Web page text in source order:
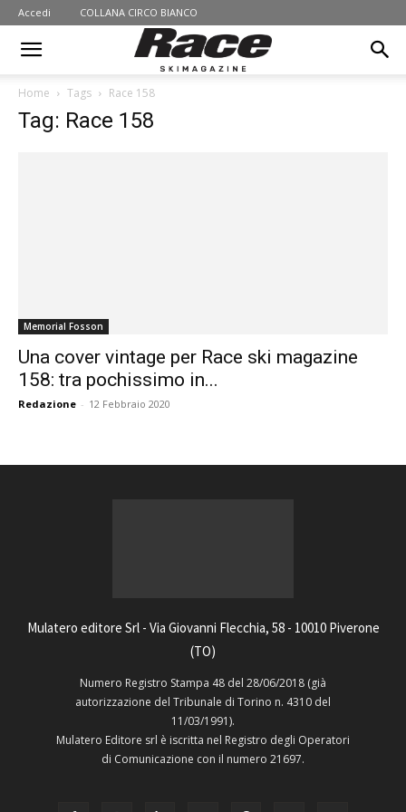
Accedi COLLANA CIRCO BIANCO
Home Tags Race 158
Tag: Race 158
Memorial Fosson
Una cover vintage per Race ski magazine
158: tra pochissimo in...
Redazione - 12 Febbraio 2020
Mulatero editore Srl - Via Giovanni Flecchia, 58 - 10010 Piverone
(TO)
Numero Registro Stampa 48 del 28/06/2018 (già
autorizzazione del Tribunale di Torino n. 4310 del
11/03/1991).
Mulatero Editore srl è iscritta nel Registro degli Operatori
di Comunicazione con il numero 21697.